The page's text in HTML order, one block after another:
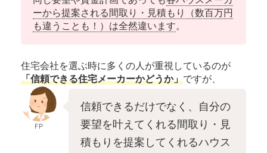
ーから提案される間取り・見積もり（数百万円
も違うことも！）は全然違います。
住宅会社を選ぶ時に多くの人が重視しているのが
「信頼できる住宅メーカーかどうか」ですが、
FP
信頼できるだけでなく、自分の
要望を叶えてくれる間取り・見
積もりを提案してくれるハウス